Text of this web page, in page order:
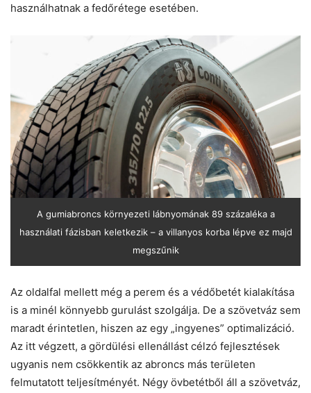
használhatnak a fedőrétege esetében.
A gumiabroncs környezeti lábnyomának 89 százaléka a
használati fázisban keletkezik – a villanyos korba lépve ez majd
megszűnik
Az oldalfal mellett még a perem és a védőbetét kialakítása
is a minél könnyebb gurulást szolgálja. De a szövetváz sem
maradt érintetlen, hiszen az egy „ingyenes” optimalizáció.
Az itt végzett, a gördülési ellenállást célzó fejlesztések
ugyanis nem csökkentik az abroncs más területen
felmutatott teljesítményét. Négy övbetétből áll a szövetváz,